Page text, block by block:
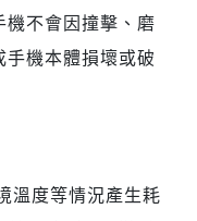
機不會因撞擊、磨
機本體損壞或破
溫度等情況產生耗